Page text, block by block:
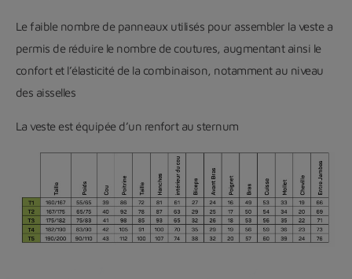
Le faible nombre de panneaux utilisés pour assembler la veste a
permis de réduire le nombre de coutures, augmentant ainsi le
confort et l’élasticité de la combinaison, notamment au niveau
des aisselles
La veste est équipée d’un renfort au sternum